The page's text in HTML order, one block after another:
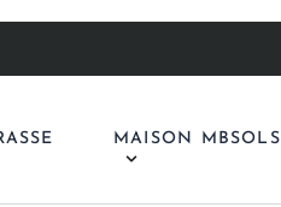
MAISON MBSOLS